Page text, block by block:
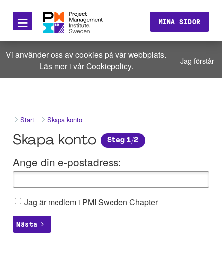
≡ MINA SIDOR
Vi använder oss av cookies på vår webbplats.
Läs mer i vårCookiepolicy. Jag förstår
Start Skapa konto
Skapa konto Steg 1/2
Ange din e-postadress:
Jag är medlem i PMI Sweden Chapter
Nästa